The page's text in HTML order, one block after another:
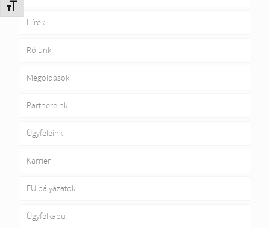
Betűméret váltása
Hírek
Rólunk
Megoldások
Partnereink
Ügyfeleink
Karrier
EU pályázatok
Ügyfélkapu